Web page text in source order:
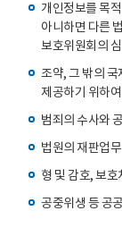
개인정보를 목
아니하면 다른
보호위원회의
조약, 그 밖의 국
제공하기 위하
범죄의 수사와
법원의 재판업
형 및 감호, 보
공중위생 등 공